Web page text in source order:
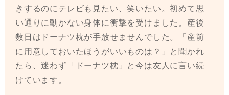
きするのにテレビも見たい、笑いたい。初めて思
い通りに動かない身体に衝撃を受けました。産後
数日はドーナツ枕が手放せませんでした。「産前
に用意しておいたほうがいいものは？」と聞かれ
たら、迷わず「ドーナツ枕」と今は友人に言い続
けています。